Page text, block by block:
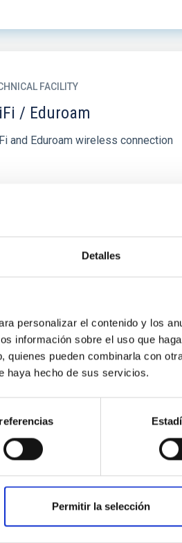
Detalles
personalizar el contenido y los
información sobre el uso que
quienes pueden combinarla con
haya hecho de sus servicios.
Permitir la selección
FACILITY
/ Eduroam
and Eduroam wireless connection
fraud policy
IAC PORTAL
Privacy policy
Legal notice